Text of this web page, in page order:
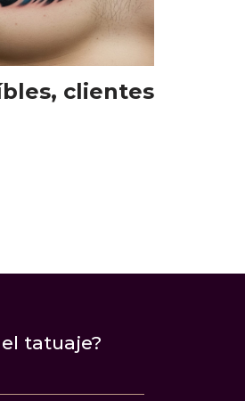
clientes
tatuaje?